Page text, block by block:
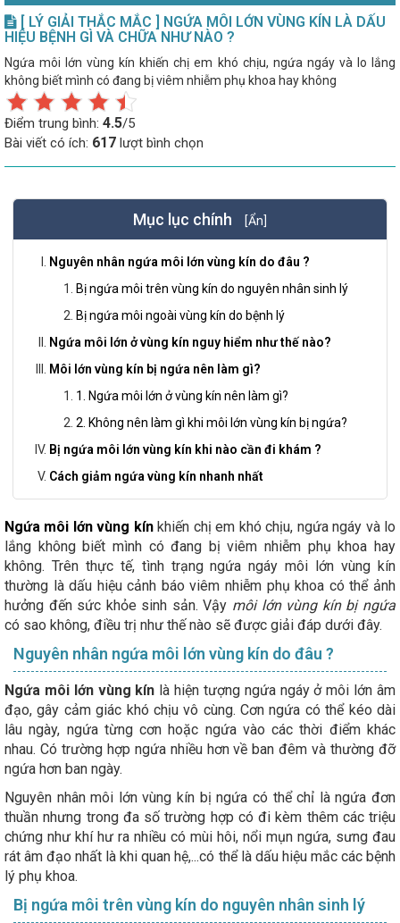
[ LÝ GIẢI THẮC MẮC ] NGỨA MÔI LỚN VÙNG KÍN LÀ DẤU
HIỆU BỆNH GÌ VÀ CHỮA NHƯ NÀO ?
Ngứa môi lớn vùng kín khiến chị em khó chịu, ngứa ngáy và lo lắng
không biết mình có đang bị viêm nhiễm phụ khoa hay không
Điểm trung bình: 4.5/5
Bài viết có ích: 617 lượt bình chọn
Mục lục chính [Ẩn]
Nguyên nhân ngứa môi lớn vùng kín do đâu ?
Bị ngứa môi trên vùng kín do nguyên nhân sinh lý
Bị ngứa môi ngoài vùng kín do bệnh lý
Ngứa môi lớn ở vùng kín nguy hiểm như thế nào?
Môi lớn vùng kín bị ngứa nên làm gì?
1. Ngứa môi lớn ở vùng kín nên làm gì?
2. Không nên làm gì khi môi lớn vùng kín bị ngứa?
Bị ngứa môi lớn vùng kín khi nào cần đi khám ?
Cách giảm ngứa vùng kín nhanh nhất
Ngứa môi lớn vùng kín khiến chị em khó chịu, ngứa ngáy và lo
lắng không biết mình có đang bị viêm nhiễm phụ khoa hay
không. Trên thực tế, tình trạng ngứa ngáy môi lớn vùng kín
thường là dấu hiệu cảnh báo viêm nhiễm phụ khoa có thể ảnh
hưởng đến sức khỏe sinh sản. Vậy môi lớn vùng kín bị ngứa
có sao không, điều trị như thế nào sẽ được giải đáp dưới đây.
Nguyên nhân ngứa môi lớn vùng kín do đâu ?
Ngứa môi lớn vùng kín là hiện tượng ngứa ngáy ở môi lớn âm
đạo, gây cảm giác khó chịu vô cùng. Cơn ngứa có thể kéo dài
lâu ngày, ngứa từng cơn hoặc ngứa vào các thời điểm khác
nhau. Có trường hợp ngứa nhiều hơn về ban đêm và thường đỡ
ngứa hơn ban ngày.
Nguyên nhân môi lớn vùng kín bị ngứa có thể chỉ là ngứa đơn
thuần nhưng trong đa số trường hợp có đi kèm thêm các triệu
chứng như khí hư ra nhiều có mùi hôi, nổi mụn ngứa, sưng đau
rát âm đạo nhất là khi quan hệ,...có thể là dấu hiệu mắc các bệnh
lý phụ khoa.
Bị ngứa môi trên vùng kín do nguyên nhân sinh lý